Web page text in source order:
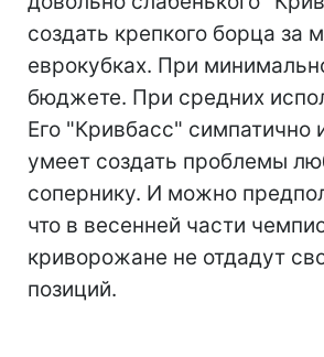
создать крепкого борца за
еврокубках. При
бюджете. При средних
Его "Кривбасс" симпатично
умеет создать проблемы
сопернику. И можно
что в весенней части
криворожане не отдадут
позиций.